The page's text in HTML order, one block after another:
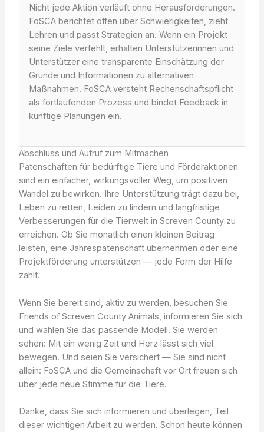
Nicht jede Aktion verläuft ohne Herausforderungen.
FoSCA berichtet offen über Schwierigkeiten, zieht
Lehren und passt Strategien an. Wenn ein Projekt
seine Ziele verfehlt, erhalten Unterstützerinnen und
Unterstützer eine transparente Einschätzung der
Gründe und Informationen zu alternativen
Maßnahmen. FoSCA versteht Rechenschaftspflicht
als fortlaufenden Prozess und bindet Feedback in
künftige Planungen ein.
Abschluss und Aufruf zum Mitmachen
Patenschaften für bedürftige Tiere und Förderaktionen
sind ein einfacher, wirkungsvoller Weg, um positiven
Wandel zu bewirken. Ihre Unterstützung trägt dazu bei,
Leben zu retten, Leiden zu lindern und langfristige
Verbesserungen für die Tierwelt in Screven County zu
erreichen. Ob Sie monatlich einen kleinen Beitrag
leisten, eine Jahrespatenschaft übernehmen oder eine
Projektförderung unterstützen — jede Form der Hilfe
zählt.
Wenn Sie bereit sind, aktiv zu werden, besuchen Sie
Friends of Screven County Animals, informieren Sie sich
und wählen Sie das passende Modell. Sie werden
sehen: Mit ein wenig Zeit und Herz lässt sich viel
bewegen. Und seien Sie versichert — Sie sind nicht
allein: FoSCA und die Gemeinschaft vor Ort freuen sich
über jede neue Stimme für die Tiere.
Danke, dass Sie sich informieren und überlegen, Teil
dieser wichtigen Arbeit zu werden. Schon heute können